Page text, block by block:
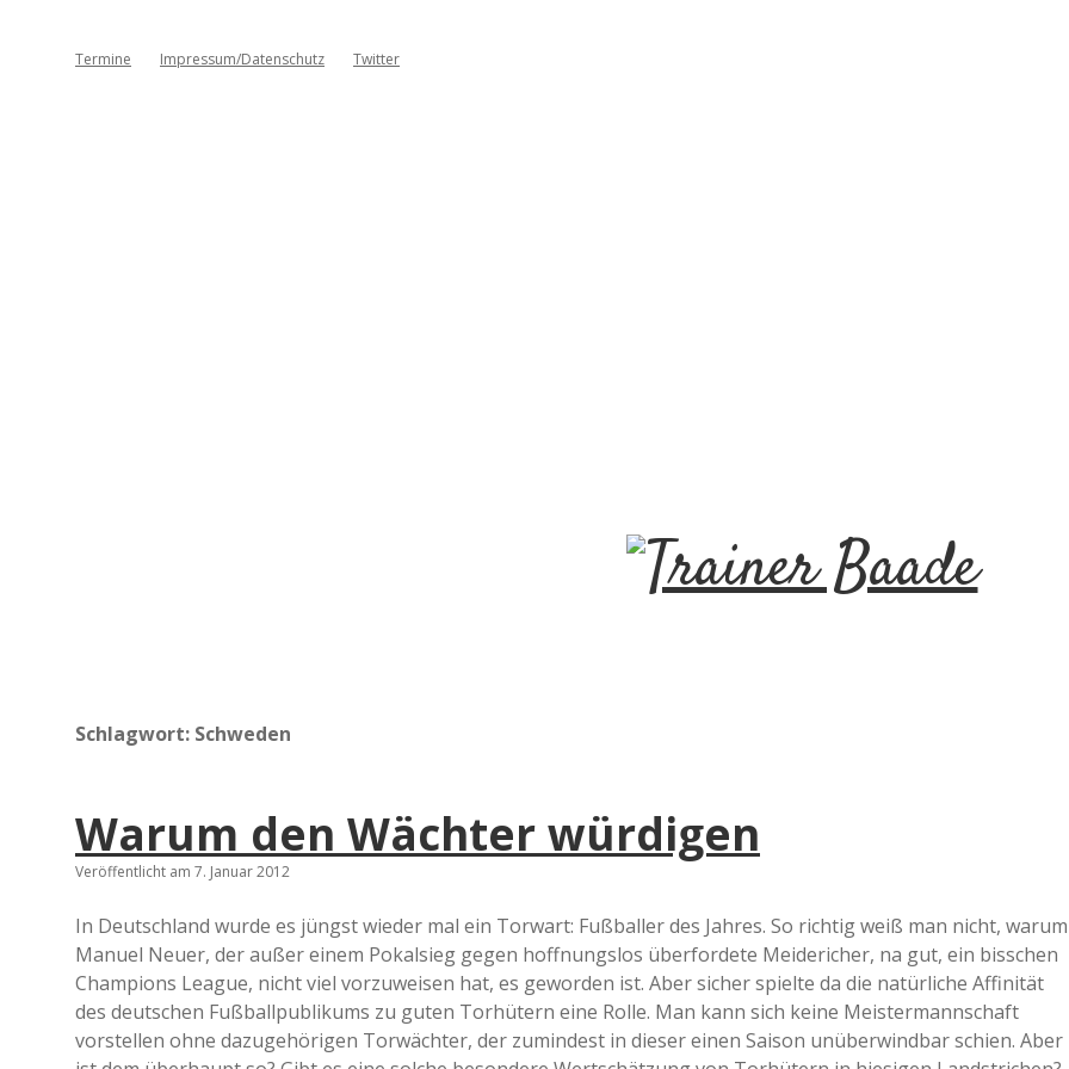
Termine Impressum/Datenschutz Twitter
T
n
e
r
Schlagwort: Schweden
Warum den Wächter würdigen
Veröffentlicht am 7. Januar 2012
In Deutschland wurde es jüngst wieder mal ein Torwart: Fußballer des Jahres. So richtig weiß man nicht, warum
Manuel Neuer, der außer einem Pokalsieg gegen hoffnungslos überfordete Meidericher, na gut, ein bisschen
Champions League, nicht viel vorzuweisen hat, es geworden ist. Aber sicher spielte da die natürliche Affinität
des deutschen Fußballpublikums zu guten Torhütern eine Rolle. Man kann sich keine Meistermannschaft
vorstellen ohne dazugehörigen Torwächter, der zumindest in dieser einen Saison unüberwindbar schien. Aber